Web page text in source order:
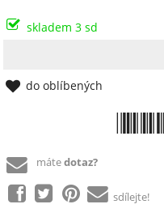
skladem 3 sd
do oblíbených
mátedotaz?
sdílejte!